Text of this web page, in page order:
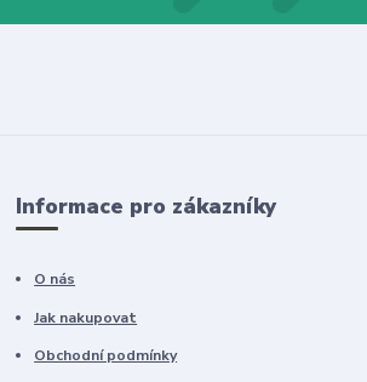
Informace pro zákazníky
O nás
Jak nakupovat
Obchodní podmínky